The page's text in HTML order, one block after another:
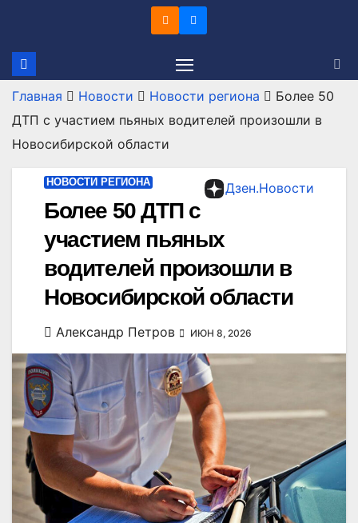
содержимому
Главная Новости Новости региона
Более 50
ДТП с участием пьяных водителей произошли в
Новосибирской области
Дзен.Новости
НОВОСТИ РЕГИОНА
Более 50 ДТП с
участием пьяных
водителей произошли в
Новосибирской области
Александр Петров ИЮН 8, 2026